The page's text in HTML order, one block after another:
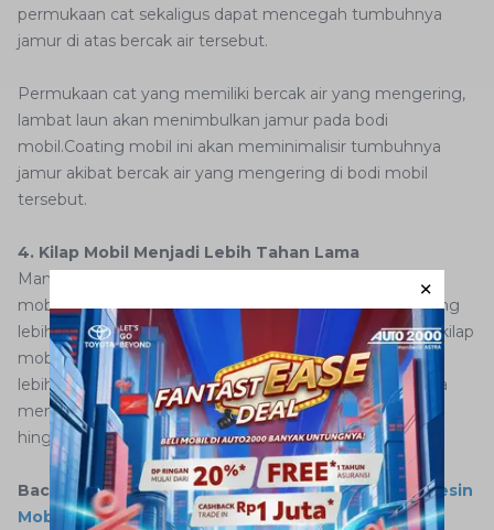
permukaan cat sekaligus dapat mencegah tumbuhnya
jamur di atas bercak air tersebut.
Permukaan cat yang memiliki bercak air yang mengering,
lambat laun akan menimbulkan jamur pada bodi
mobil.Coating mobil ini akan meminimalisir tumbuhnya
jamur akibat bercak air yang mengering di bodi mobil
tersebut.
4. Kilap Mobil Menjadi Lebih Tahan Lama
Manfaat coating mobil yang berikutnya adalah coating
mobil dapat memberikan efek kilap pada bodi mobil yang
lebih tahan lama. Jika menggunakan wax atau sealant, kilap
mobil hanya bertahan 1-3 bulan saja, coating mobil bisa
lebih dari itu. Bahkan untuk jenis nano coating yang bisa
mengisi pori-pori cat mobil, kilapnya diklaim bisa tahan
hingga 3 tahun lebih.
Baca Juga:Masih Perlukah Budaya Memanaskan Mesin
Mobil di Pagi Hari?